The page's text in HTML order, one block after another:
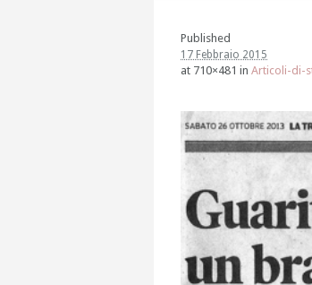
Published
17 Febbraio 2015
at 710×481 in Articoli-di-